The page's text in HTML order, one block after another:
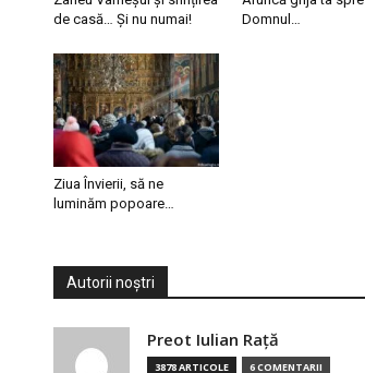
de casă… Și nu numai!
Domnul…
Ziua Învierii, să ne
luminăm popoare…
Autorii noștri
Preot Iulian Raţă
3878 ARTICOLE 6 COMENTARII